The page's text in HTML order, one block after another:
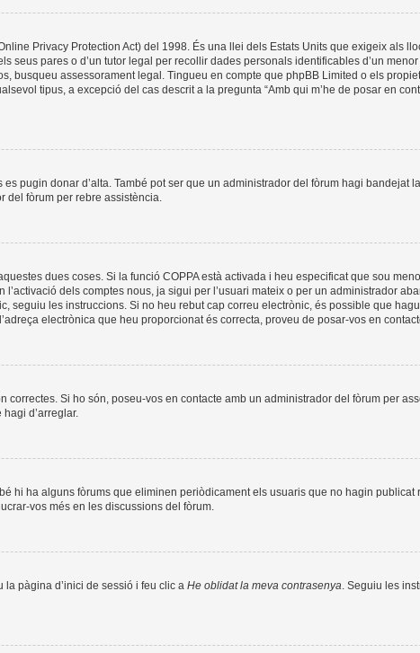
Privacy Protection Act) del 1998. És una llei dels Estats Units que exigeix als
pares o d’un tutor legal per recollir dades personals identificables d’un
assessorament legal. Tingueu en compte que phpBB Limited o els
tipus, a excepció del cas descrit a la pregunta “Amb qui m’he de posar en
pugin donar d’alta. També pot ser que un administrador del fòrum hagi bandejat
del fòrum per rebre assistència.
dues coses. Si la funció COPPA està activada i heu especificat que sou
dels comptes nous, ja sigui per l’usuari mateix o per un administrador
seguiu les instruccions. Si no heu rebut cap correu electrònic, és possible que
electrònica que heu proporcionat és correcta, proveu de posar-vos en
Si ho són, poseu-vos en contacte amb un administrador del fòrum per
d’arreglar.
hi ha alguns fòrums que eliminen periòdicament els usuaris que no hagin publicat
vos més en les discussions del fòrum.
pàgina d’inici de sessió i feu clic a He oblidat la meva contrasenya . Seguiu les